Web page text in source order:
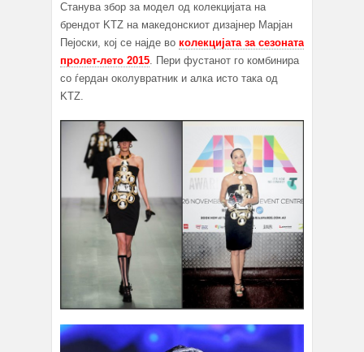
Станува збор за модел од колекцијата нa
брендот KTZ на македонскиот дизајнер Марјан
Пејоски, кој се најде во колекцијата за сезоната
пролет-лето 2015. Пери фустанот го комбинира
со ѓердан околувратник и алка исто така од
KTZ.